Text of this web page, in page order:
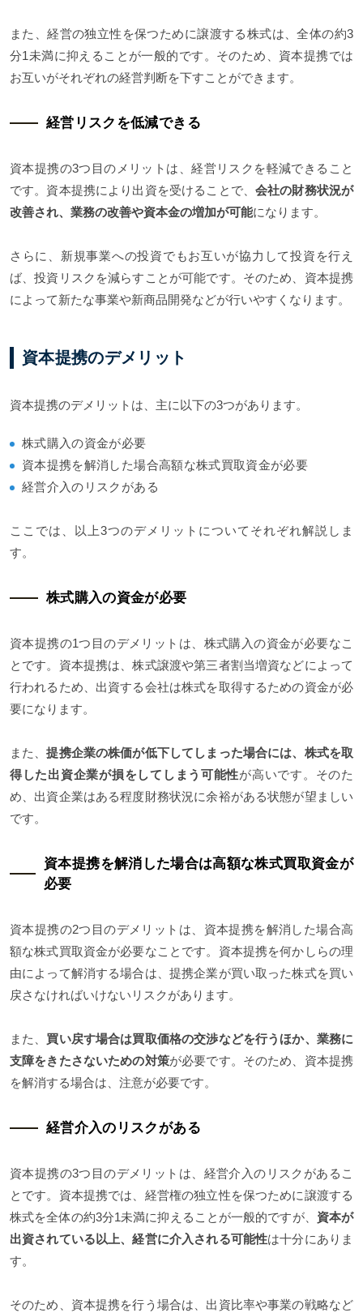
また、経営の独立性を保つために譲渡する株式は、全体の約3
分1未満に抑えることが一般的です。そのため、資本提携では
お互いがそれぞれの経営判断を下すことができます。
経営リスクを低減できる
資本提携の3つ目のメリットは、経営リスクを軽減できること
です。資本提携により出資を受けることで、 会社の財務状況が
改善され、業務の改善や資本金の増加が可能になります。
さらに、新規事業への投資でもお互いが協力して投資を行え
ば、投資リスクを減らすことが可能です。そのため、資本提携
によって新たな事業や新商品開発などが行いやすくなります。
資本提携のデメリット
資本提携のデメリットは、主に以下の3つがあります。
株式購入の資金が必要
資本提携を解消した場合高額な株式買取資金が必要
経営介入のリスクがある
ここでは、以上3つのデメリットについてそれぞれ解説しま
す。
株式購入の資金が必要
資本提携の1つ目のデメリットは、株式購入の資金が必要なこ
とです。資本提携は、株式譲渡や第三者割当増資などによって
行われるため、出資する会社は株式を取得するための資金が必
要になります。
また、提携企業の株価が低下してしまった場合には、株式を取
得した出資企業が損をしてしまう可能性が高いです。そのた
め、出資企業はある程度財務状況に余裕がある状態が望ましい
です。
資本提携を解消した場合は高額な株式買取資金が
必要
資本提携の2つ目のデメリットは、資本提携を解消した場合高
額な株式買取資金が必要なことです。資本提携を何かしらの理
由によって解消する場合は、提携企業が買い取った株式を買い
戻さなければいけないリスクがあります。
また、 買い戻す場合は買取価格の交渉などを行うほか、業務に
支障をきたさないための対策が必要です。そのため、資本提携
を解消する場合は、注意が必要です。
経営介入のリスクがある
資本提携の3つ目のデメリットは、経営介入のリスクがあるこ
とです。資本提携では、経営権の独立性を保つために譲渡する
株式を全体の約3分1未満に抑えることが一般的ですが、 資本が
出資されている以上、経営に介入される可能性は十分にありま
す。
そのため、資本提携を行う場合は、出資比率や事業の戦略など